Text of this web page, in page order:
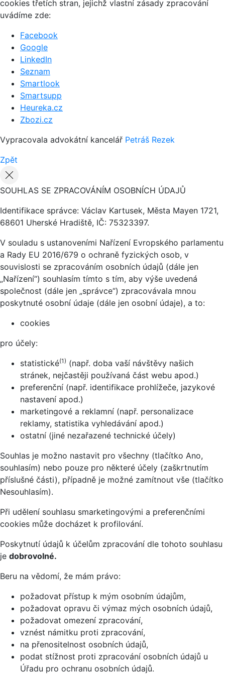
cookies třetích stran, jejichž vlastní zásady zpracování
uvádíme zde:
Facebook
Google
LinkedIn
Seznam
Smartlook
Smartsupp
Heureka.cz
Zbozi.cz
Vypracovala advokátní kancelář Petráš Rezek
Zpět
SOUHLAS SE ZPRACOVÁNÍM OSOBNÍCH ÚDAJŮ
Identifikace správce: Václav Kartusek, Města Mayen 1721,
68601 Uherské Hradiště, IČ: 75323397.
V souladu s ustanoveními Nařízení Evropského parlamentu
a Rady EU 2016/679 o ochraně fyzických osob, v
souvislosti se zpracováním osobních údajů (dále jen
„Nařízení“) souhlasím tímto s tím, aby výše uvedená
společnost (dále jen „správce“) zpracovávala mnou
poskytnuté osobní údaje (dále jen osobní údaje), a to:
cookies
pro účely:
statistické(1) (např. doba vaší návštěvy našich
stránek, nejčastěji používaná část webu apod.)
preferenční (např. identifikace prohlížeče, jazykové
nastavení apod.)
marketingové a reklamní (např. personalizace
reklamy, statistika vyhledávání apod.)
ostatní (jiné nezařazené technické účely)
Souhlas je možno nastavit pro všechny (tlačítko Ano,
souhlasím) nebo pouze pro některé účely (zaškrtnutím
příslušné části), případně je možné zamítnout vše (tlačítko
Nesouhlasím).
Při udělení souhlasu smarketingovými a preferenčními
cookies může docházet k profilování.
Poskytnutí údajů k účelům zpracování dle tohoto souhlasu
je dobrovolné.
Beru na vědomí, že mám právo:
požadovat přístup k mým osobním údajům,
požadovat opravu či výmaz mých osobních údajů,
požadovat omezení zpracování,
vznést námitku proti zpracování,
na přenositelnost osobních údajů,
podat stížnost proti zpracování osobních údajů u
Úřadu pro ochranu osobních údajů.